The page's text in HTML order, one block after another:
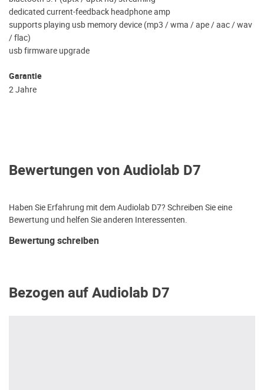
dedicated current-feedback headphone amp
supports playing usb memory device (mp3 / wma / ape / aac / wav
/ flac)
usb firmware upgrade
Garantie
2 Jahre
Bewertungen von Audiolab D7
Haben Sie Erfahrung mit dem Audiolab D7? Schreiben Sie eine
Bewertung und helfen Sie anderen Interessenten.
Bewertung schreiben
Bezogen auf Audiolab D7